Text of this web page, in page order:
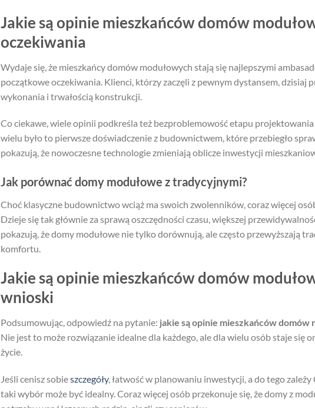
Jakie są opinie mieszkańców domów
oczekiwania
Wydaje się, że mieszkańcy domów modułowych stają się najlepszymi
początkowe oczekiwania. Klienci, którzy zaczęli z pewnym dystansem, dzisiaj
wykonania i trwałością konstrukcji.
Co ciekawe, wiele opinii podkreśla też bezproblemowość etapu
wielu było to pierwsze doświadczenie z budownictwem, które przebiegło
pokazują, że nowoczesne technologie zmieniają oblicze inwestycji
Jak porównać domy modułowe z tradycyjnymi?
Choć klasyczne budownictwo wciąż ma swoich zwolenników, coraz więcej
Dzieje się tak głównie za sprawą oszczędności czasu, większej
pokazują, że domy modułowe nie tylko dorównują, ale często przewyższają
komfortu.
Jakie są opinie mieszkańców domów
wnioski
Podsumowując, odpowiedź na pytanie: jakie są opinie mieszkańców domów
Nie jest to może rozwiązanie idealne dla każdego, ale dla wielu osób staje się
życie.
Jeśli cenisz sobieszczegóły, łatwość w planowaniu inwestycji, a do tego
taki wybór może być idealny. Coraz więcej osób przekonuje się, że domy z